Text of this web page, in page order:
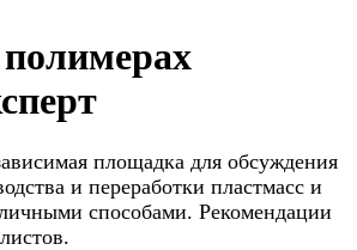
площадка для обсуждения
и переработки пластмасс и
способами. Рекомендации